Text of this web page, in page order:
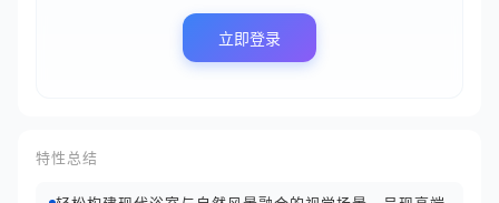
立即登录
特性总结